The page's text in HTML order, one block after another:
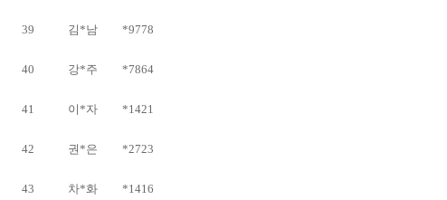
39 김*남 *9778
40 강*주 *7864
41 이*자 *1421
42 권*은 *2723
43 차*화 *1416